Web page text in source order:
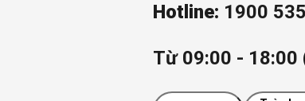
Hotline: 1900
Từ 09:00 - 18:00